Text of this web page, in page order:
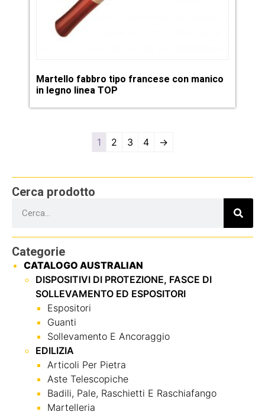
Cerca prodotto
Categorie
CATALOGO AUSTRALIAN
DISPOSITIVI DI PROTEZIONE, FASCE DI
SOLLEVAMENTO ED ESPOSITORI
Espositori
Guanti
Sollevamento E Ancoraggio
EDILIZIA
Articoli Per Pietra
Aste Telescopiche
Badili, Pale, Raschietti E Raschiafango
Martelleria
Martello fabbro tipo francese con manico
in legno linea TOP
1 2 3 4 →